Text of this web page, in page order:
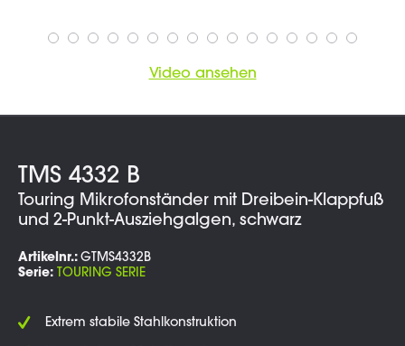
Video ansehen
TMS 4332 B
Touring Mikrofonständer mit Dreibein-Klappfuß
und 2-Punkt-Ausziehgalgen, schwarz
Artikelnr.: GTMS4332B
Serie: TOURING SERIE
Extrem stabile Stahlkonstruktion